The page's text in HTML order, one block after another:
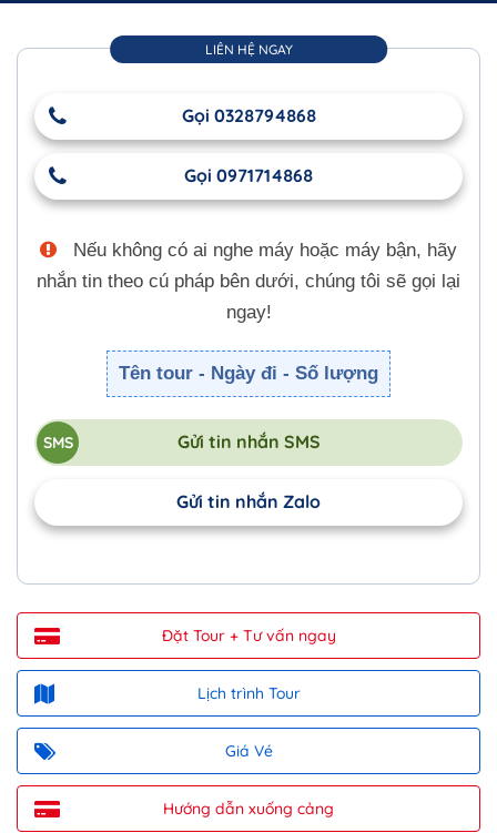
LIÊN HỆ NGAY
Gọi 0328794868
Gọi 0971714868
Nếu không có ai nghe máy hoặc máy bận, hãy
nhắn tin theo cú pháp bên dưới, chúng tôi sẽ gọi lại
ngay!
Tên tour - Ngày đi - Số lượng
Gửi tin nhắn SMS
Gửi tin nhắn Zalo
Đặt Tour + Tư vấn ngay
Lịch trình Tour
Giá Vé
Hướng dẫn xuống cảng